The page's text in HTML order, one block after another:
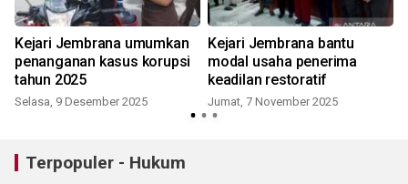
Kejari Jembrana umumkan
penanganan kasus korupsi
tahun 2025
Selasa, 9 Desember 2025
Kejari Jembrana bantu
modal usaha penerima
keadilan restoratif
Jumat, 7 November 2025
Terpopuler - Hukum